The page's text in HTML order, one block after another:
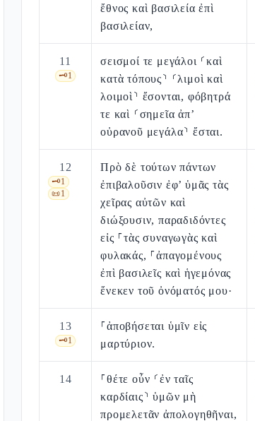
ἔθνος καὶ βασιλεία ἐπὶ
βασιλείαν,
11
🗝️1
σεισμοί τε μεγάλοι ⸂καὶ
κατὰ τόπους⸃ ⸂λιμοὶ καὶ
λοιμοὶ⸃ ἔσονται, φόβητρά
τε καὶ ⸂σημεῖα ἀπ’
οὐρανοῦ μεγάλα⸃ ἔσται.
12
🗝️1
📜1
Πρὸ δὲ τούτων πάντων
ἐπιβαλοῦσιν ἐφ’ ὑμᾶς τὰς
χεῖρας αὐτῶν καὶ
διώξουσιν, παραδιδόντες
εἰς ⸀τὰς συναγωγὰς καὶ
φυλακάς, ⸀ἀπαγομένους
ἐπὶ βασιλεῖς καὶ ἡγεμόνας
ἕνεκεν τοῦ ὀνόματός μου·
13
🗝️1
⸀ἀποβήσεται ὑμῖν εἰς
μαρτύριον.
14
⸀θέτε οὖν ⸂ἐν ταῖς
καρδίαις⸃ ὑμῶν μὴ
προμελετᾶν ἀπολογηθῆναι,